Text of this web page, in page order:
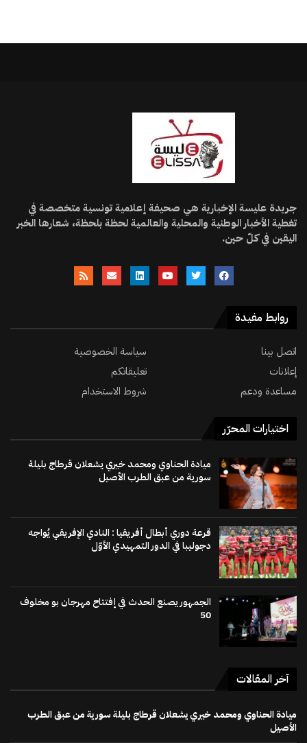
جريدة عليسة الإخبارية هي صحيفة إعلامية تونسية متخصصة في
تغطية الأخبار الوطنية والمحلية والعالمية لحظة بلحظة، شعارها الخبر
اليقين في كلّ حين.
روابط مفيدة
اتصل بينا
سياسة الخصوصية
إعلانات
تعليقاتكم
مساعدة ودعم
شروط الاستخدام
اختيارات المحرّر
ميادة الحناوي ومحمد خيري يشعلان قرطاج بليلة
سورية من عبق الطرب الأصيل
قرعة دوري أبطال أفريقيا : النادي الإفريقي يُواجه
دجوليبا في الدور التمهيدي الأوّل
الجمهور يصنع الحدث في إفتتاح مهرجان بو مخلوف
50
آخر المقالات
ميادة الحناوي ومحمد خيري يشعلان قرطاج بليلة سورية من عبق الطرب
الأصيل